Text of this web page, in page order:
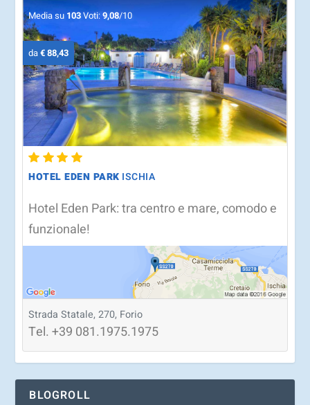
Media su 103Voti:9,08/10
da€ 88,43
HOTEL EDEN PARK ISCHIA
Hotel Eden Park: tra centro e mare, comodo e
funzionale!
Strada Statale, 270, Forio
Tel.+39 081.1975.1975
BLOGROLL